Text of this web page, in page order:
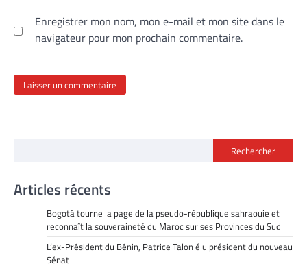
Enregistrer mon nom, mon e-mail et mon site dans le
navigateur pour mon prochain commentaire.
Rechercher
Articles récents
Bogotá tourne la page de la pseudo-république sahraouie et
reconnaît la souveraineté du Maroc sur ses Provinces du Sud
L’ex-Président du Bénin, Patrice Talon élu président du nouveau
Sénat